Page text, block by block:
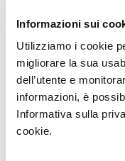
Informazioni sui
Utilizziamo i cookie
migliorare la sua
dell’utente e
informazioni, è
Informativa sulla
cookie.